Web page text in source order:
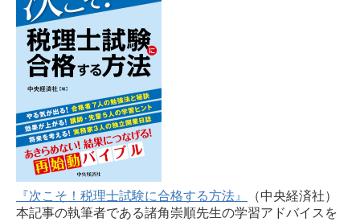
『次こそ！税理士試験に合格する方法』
（中央経済社）
本記事の執筆者である諸角崇順先生の学習アドバイスを